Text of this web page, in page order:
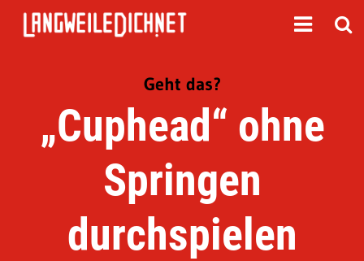
Geht das?
„Cuphead“ ohne
Springen
durchspielen